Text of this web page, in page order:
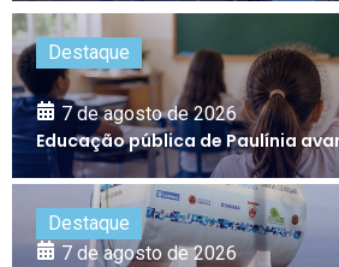
Destaque
7 de agosto de 2026
Educação pública de Paulínia
Destaque
7 de agosto de 2026